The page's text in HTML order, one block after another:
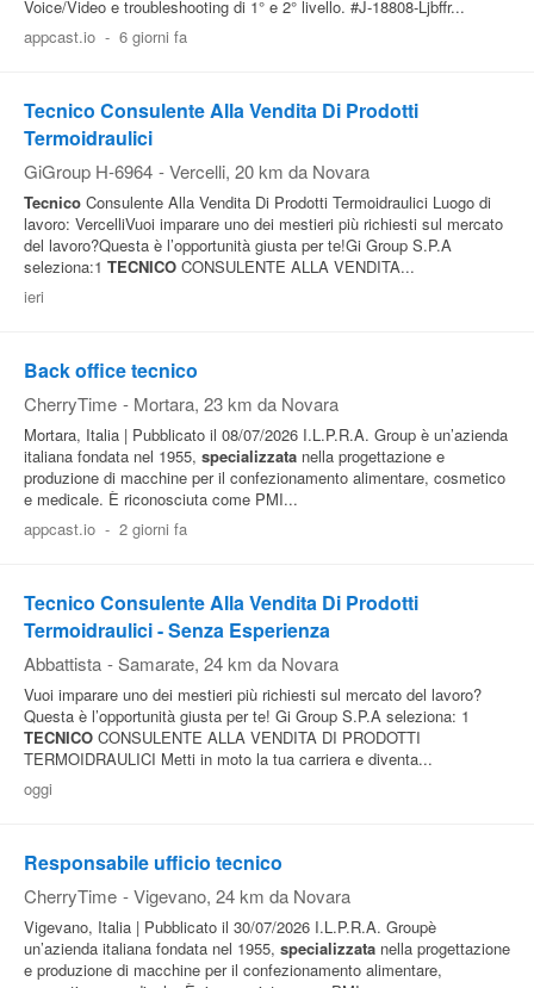
Voice/Video e troubleshooting di 1° e 2° livello. #J-18808-Ljbffr...
appcast.io - 6 giorni fa
Tecnico Consulente Alla Vendita Di Prodotti
Termoidraulici
GiGroup H-6964 - Vercelli, 20 km da Novara
Tecnico Consulente Alla Vendita Di Prodotti Termoidraulici Luogo di
lavoro: VercelliVuoi imparare uno dei mestieri più richiesti sul mercato
del lavoro?Questa è l’opportunità giusta per te!Gi Group S.P.A
seleziona:1 TECNICO CONSULENTE ALLA VENDITA...
ieri
Back office tecnico
CherryTime - Mortara, 23 km da Novara
Mortara, Italia | Pubblicato il 08/07/2026 I.L.P.R.A. Group è un’azienda
italiana fondata nel 1955, specializzata nella progettazione e
produzione di macchine per il confezionamento alimentare, cosmetico
e medicale. È riconosciuta come PMI...
appcast.io - 2 giorni fa
Tecnico Consulente Alla Vendita Di Prodotti
Termoidraulici - Senza Esperienza
Abbattista - Samarate, 24 km da Novara
Vuoi imparare uno dei mestieri più richiesti sul mercato del lavoro?
Questa è l’opportunità giusta per te! Gi Group S.P.A seleziona: 1
TECNICO CONSULENTE ALLA VENDITA DI PRODOTTI
TERMOIDRAULICI Metti in moto la tua carriera e diventa...
oggi
Responsabile ufficio tecnico
CherryTime - Vigevano, 24 km da Novara
Vigevano, Italia | Pubblicato il 30/07/2026 I.L.P.R.A. Groupè
un’azienda italiana fondata nel 1955, specializzata nella progettazione
e produzione di macchine per il confezionamento alimentare,